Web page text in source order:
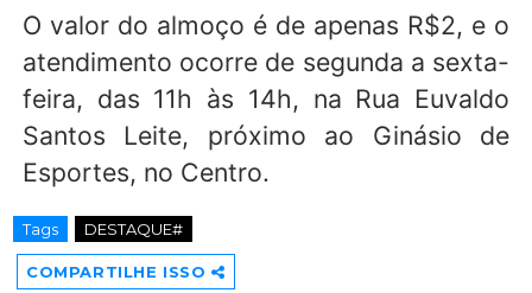
O valor do almoço é de apenas R$2, e o
atendimento ocorre de segunda a sexta-
feira, das 11h às 14h, na Rua Euvaldo
Santos Leite, próximo ao Ginásio de
Esportes, no Centro.
Tags DESTAQUE#
COMPARTILHE ISSO